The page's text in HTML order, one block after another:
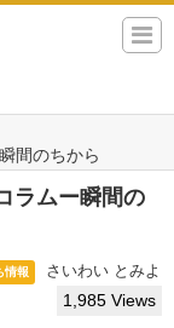
間のちから
ラムー瞬間の
情報 さいわい とみよ
1,985 Views